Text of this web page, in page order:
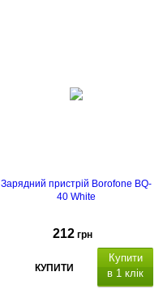
Зарядний пристрій Borofone BQ-
40 White
212 грн
КУПИТИ
Купити
в 1 клік